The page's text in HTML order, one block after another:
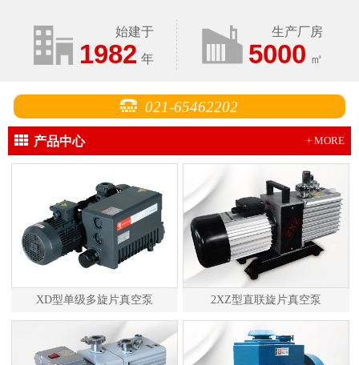
始建于
1982 年
生产厂房
5000 ㎡
021-65462202
产品中心 + MORE
XD型单级多旋片真空泵 2XZ型直联旋片真空泵